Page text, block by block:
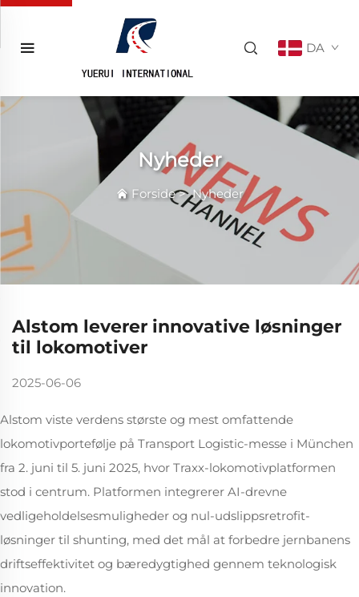
DA
Nyheder
Forside>Nyheder
Alstom leverer innovative løsninger
til lokomotiver
2025-06-06
Alstom viste verdens største og mest omfattende
lokomotivportefølje på Transport Logistic-messe i München
fra 2. juni til 5. juni 2025, hvor Traxx-lokomotivplatformen
stod i centrum. Platformen integrerer AI-drevne
vedligeholdelsesmuligheder og nul-udslippsretrofit-
løsninger til shunting, med det mål at forbedre jernbanens
driftseffektivitet og bæredygtighed gennem teknologisk
innovation.